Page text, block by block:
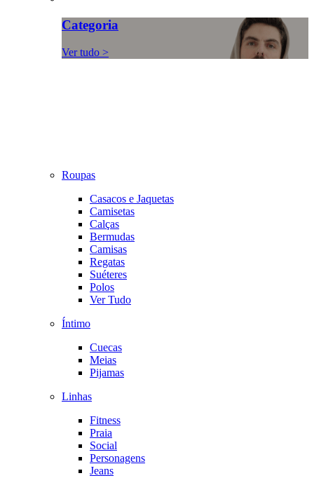
Categoria
Ver tudo >
Roupas
Casacos e Jaquetas
Camisetas
Calças
Bermudas
Camisas
Regatas
Suéteres
Polos
Ver Tudo
Íntimo
Cuecas
Meias
Pijamas
Linhas
Fitness
Praia
Social
Personagens
Jeans